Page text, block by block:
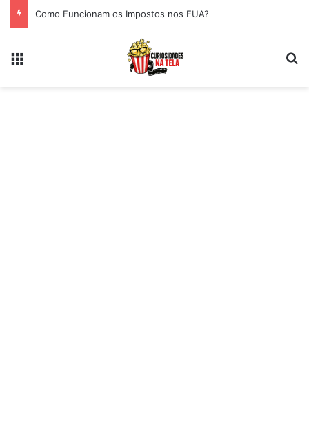
Como Funcionam os Impostos nos EUA?